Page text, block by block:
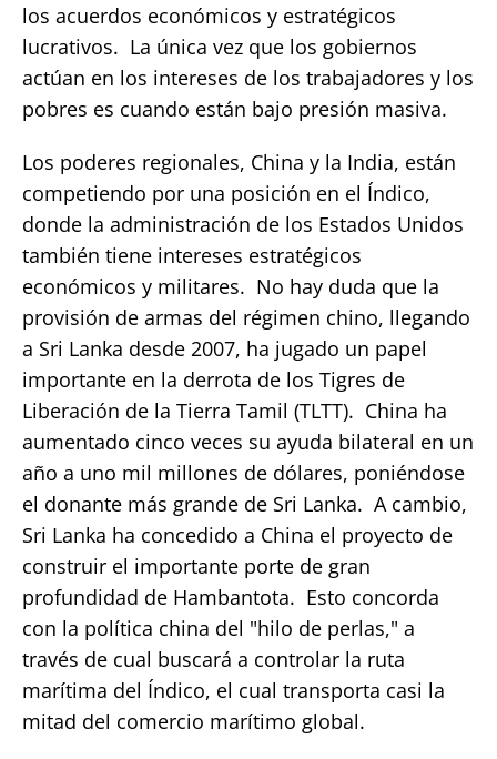
los acuerdos económicos y estratégicos
lucrativos. La única vez que los gobiernos
actúan en los intereses de los trabajadores y los
pobres es cuando están bajo presión masiva.
Los poderes regionales, China y la India, están
competiendo por una posición en el Índico,
donde la administración de los Estados Unidos
también tiene intereses estratégicos
económicos y militares. No hay duda que la
provisión de armas del régimen chino, llegando
a Sri Lanka desde 2007, ha jugado un papel
importante en la derrota de los Tigres de
Liberación de la Tierra Tamil (TLTT). China ha
aumentado cinco veces su ayuda bilateral en un
año a uno mil millones de dólares, poniéndose
el donante más grande de Sri Lanka. A cambio,
Sri Lanka ha concedido a China el proyecto de
construir el importante porte de gran
profundidad de Hambantota. Esto concorda
con la política china del "hilo de perlas," a
través de cual buscará a controlar la ruta
marítima del Índico, el cual transporta casi la
mitad del comercio marítimo global.